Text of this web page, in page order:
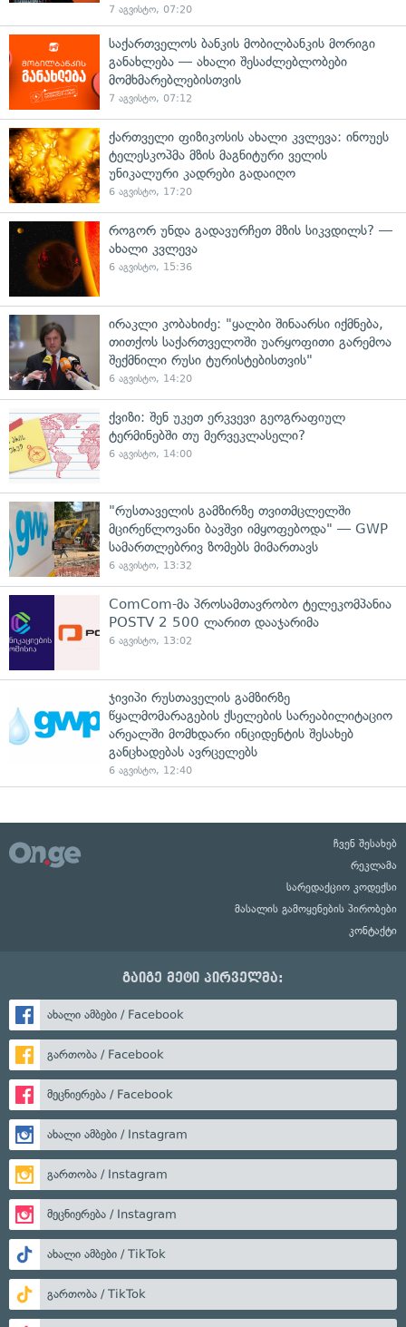
7 აგვისტო, 07:20
საქართველოს ბანკის მობილბანკის მორიგი
განახლება — ახალი შესაძლებლობები
მომხმარებლებისთვის
7 აგვისტო, 07:12
ქართველი ფიზიკოსის ახალი კვლევა: ინოუეს
ტელესკოპმა მზის მაგნიტური ველის
უნიკალური კადრები გადაიღო
6 აგვისტო, 17:20
როგორ უნდა გადავურჩეთ მზის სიკვდილს? —
ახალი კვლევა
6 აგვისტო, 15:36
ირაკლი კობახიძე: "ყალბი შინაარსი იქმნება,
თითქოს საქართველოში უარყოფითი გარემოა
შექმნილი რუსი ტურისტებისთვის"
6 აგვისტო, 14:20
ქვიზი: შენ უკეთ ერკვევი გეოგრაფიულ
ტერმინებში თუ მერვეკლასელი?
6 აგვისტო, 14:00
"რუსთაველის გამზირზე თვითმცლელში
მცირეწლოვანი ბავშვი იმყოფებოდა" — GWP
სამართლებრივ ზომებს მიმართავს
6 აგვისტო, 13:32
ComCom-მა პროსამთავრობო ტელეკომპანია
POSTV 2 500 ლარით დააჯარიმა
6 აგვისტო, 13:02
ჯივიპი რუსთაველის გამზირზე
წყალმომარაგების ქსელების სარეაბილიტაციო
არეალში მომხდარი ინციდენტის შესახებ
განცხადებას ავრცელებს
6 აგვისტო, 12:40
ჩვენ შესახებ
რეკლამა
სარედაქციო კოდექსი
მასალის გამოყენების პირობები
კონტაქტი
გაიგე მეტი პირველმა:
ახალი ამბები / Facebook
გართობა / Facebook
მეცნიერება / Facebook
ახალი ამბები / Instagram
გართობა / Instagram
მეცნიერება / Instagram
ახალი ამბები / TikTok
გართობა / TikTok